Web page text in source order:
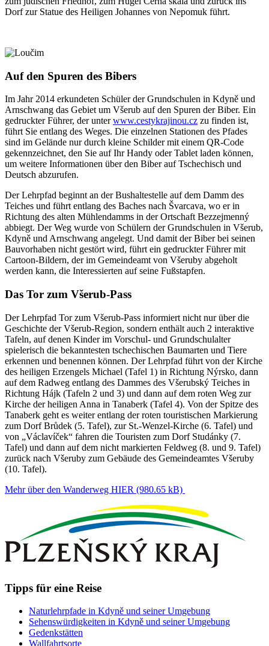
Dorf zur Statue des Heiligen Johannes von Nepomuk führt.
Auf den Spuren des Bibers
Im Jahr 2014 erkundeten Schüler der Grundschulen in Kdyně und
Arnschwang das Gebiet um Všerub auf den Spuren der Biber. Ein
gedruckter Führer, der unterwww.cestykrajinou.cz zu finden ist,
führt Sie entlang des Weges. Die einzelnen Stationen des Pfades
sind im Gelände nur durch kleine Schilder mit einem QR-Code
gekennzeichnet, den Sie auf Ihr Handy oder Tablet laden können,
um weitere Informationen über den Biber auf Tschechisch und
Deutsch abzurufen.
Der Lehrpfad beginnt an der Bushaltestelle auf dem Damm des
Teiches und führt entlang des Baches nach Švarcava, wo er in
Richtung des alten Mühlendamms in der Ortschaft Bezzejmenný
abbiegt. Der Weg wurde von Schülern der Grundschulen in Všerub,
Kdyně und Arnschwang angelegt. Und damit der Biber bei seinen
Bauvorhaben nicht gestört wird, führt ein gedruckter Führer mit
Cartoon-Bildern, der im Gemeindeamt von Všeruby abgeholt
werden kann, die Interessierten auf seine Fußstapfen.
Das Tor zum Všerub-Pass
Der Lehrpfad Tor zum Všerub-Pass informiert nicht nur über die
Geschichte der Všerub-Region, sondern enthält auch 2 interaktive
Tafeln, auf denen Kinder im Vorschul- und Grundschulalter
spielerisch die bekanntesten tschechischen Baumarten und Tiere
erkennen und benennen können. Der Lehrpfad führt von der Kirche
des heiligen Erzengels Michael (Tafel 1) in Richtung Nýrsko, dann
auf dem Radweg entlang des Dammes des Všerubský Teiches in
Richtung Hájk (Tafeln 2 und 3) und dann auf dem roten Weg zur
Kirche der heiligen Anna in Tanaberk (Tafel 4). Von der Spitze des
Tanaberk geht es weiter entlang der roten touristischen Markierung
zum Dorf Brůdek (5. Tafel), zur St.-Wenzel-Kirche (6. Tafel) und
von „Václavíček“ fahren die Touristen zum Dorf Studánky (7.
Tafel) und dann auf dem nicht markierten Feldweg (8. und 9. Tafel)
zurück nach Všeruby zum Gebäude des Gemeindeamtes Všeruby
(10. Tafel).
Mehr über den Wanderweg HIER (980.65 kB)
Tipps für eine Reise
Naturlehrpfade in Kdyně und seiner Umgebung
Sehenswürdigkeiten in Kdyně und seiner Umgebung
Gedenkstätten
Wallfahrtsorte